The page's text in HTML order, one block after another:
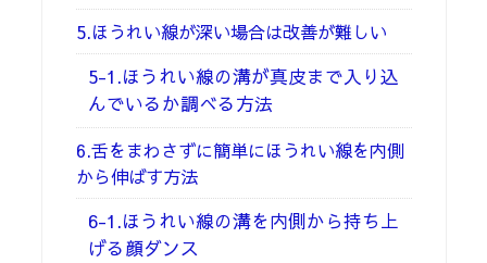
5.ほうれい線が深い場合は改善が難しい
5-1.ほうれい線の溝が真皮まで入り込
んでいるか調べる方法
6.舌をまわさずに簡単にほうれい線を内側
から伸ばす方法
6-1.ほうれい線の溝を内側から持ち上
げる顔ダンス